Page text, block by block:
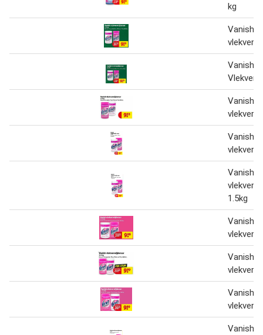
kg
Vanish
Vanish
Vanish
Vanish
Vanish
1.5kg
Vanish
Vanish
Vanish
Vanish